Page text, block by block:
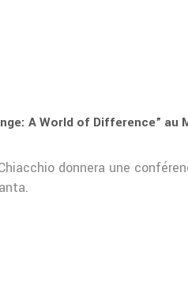
A World of Difference” au
donnera une